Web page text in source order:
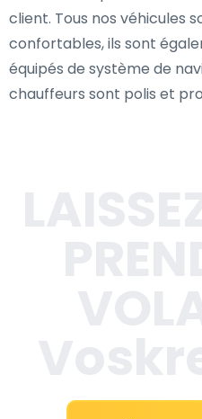
client. Tous nos véhicules
confortables, ils sont
équipés de système de
chauffeurs sont polis et